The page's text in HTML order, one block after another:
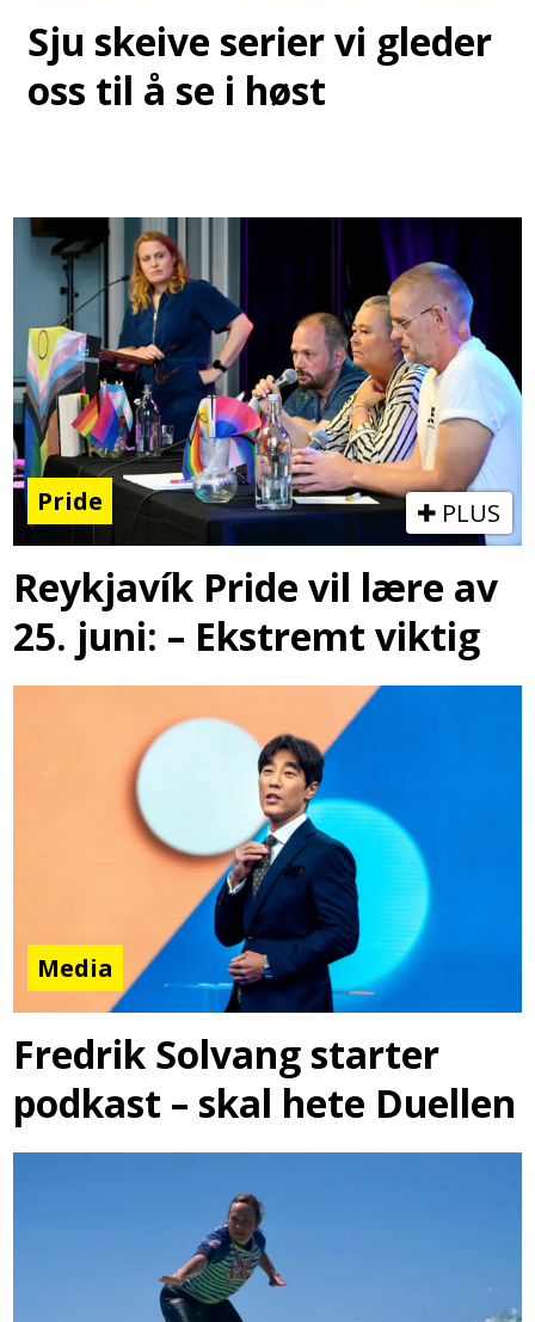
Sju skeive serier vi gleder
oss til å se i høst
Pride PLUS
Reykjavík Pride vil lære av
25. juni: – Ekstremt viktig
Media
Fredrik Solvang starter
podkast – skal hete Duellen